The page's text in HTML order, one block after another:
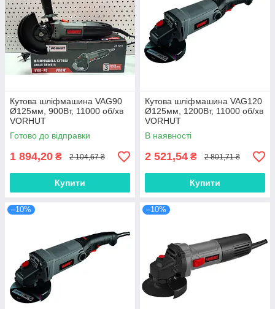
Кутова шліфмашина VAG90
Ø125мм, 900Вт, 11000 об/хв
VORHUT
Готово до відправки
1 894,20 ₴ 2 104,67 ₴
Купити
Кутова шліфмашина VAG120
Ø125мм, 1200Вт, 11000 об/хв
VORHUT
В наявності
2 521,54 ₴ 2 801,71 ₴
Купити
–10% –10%